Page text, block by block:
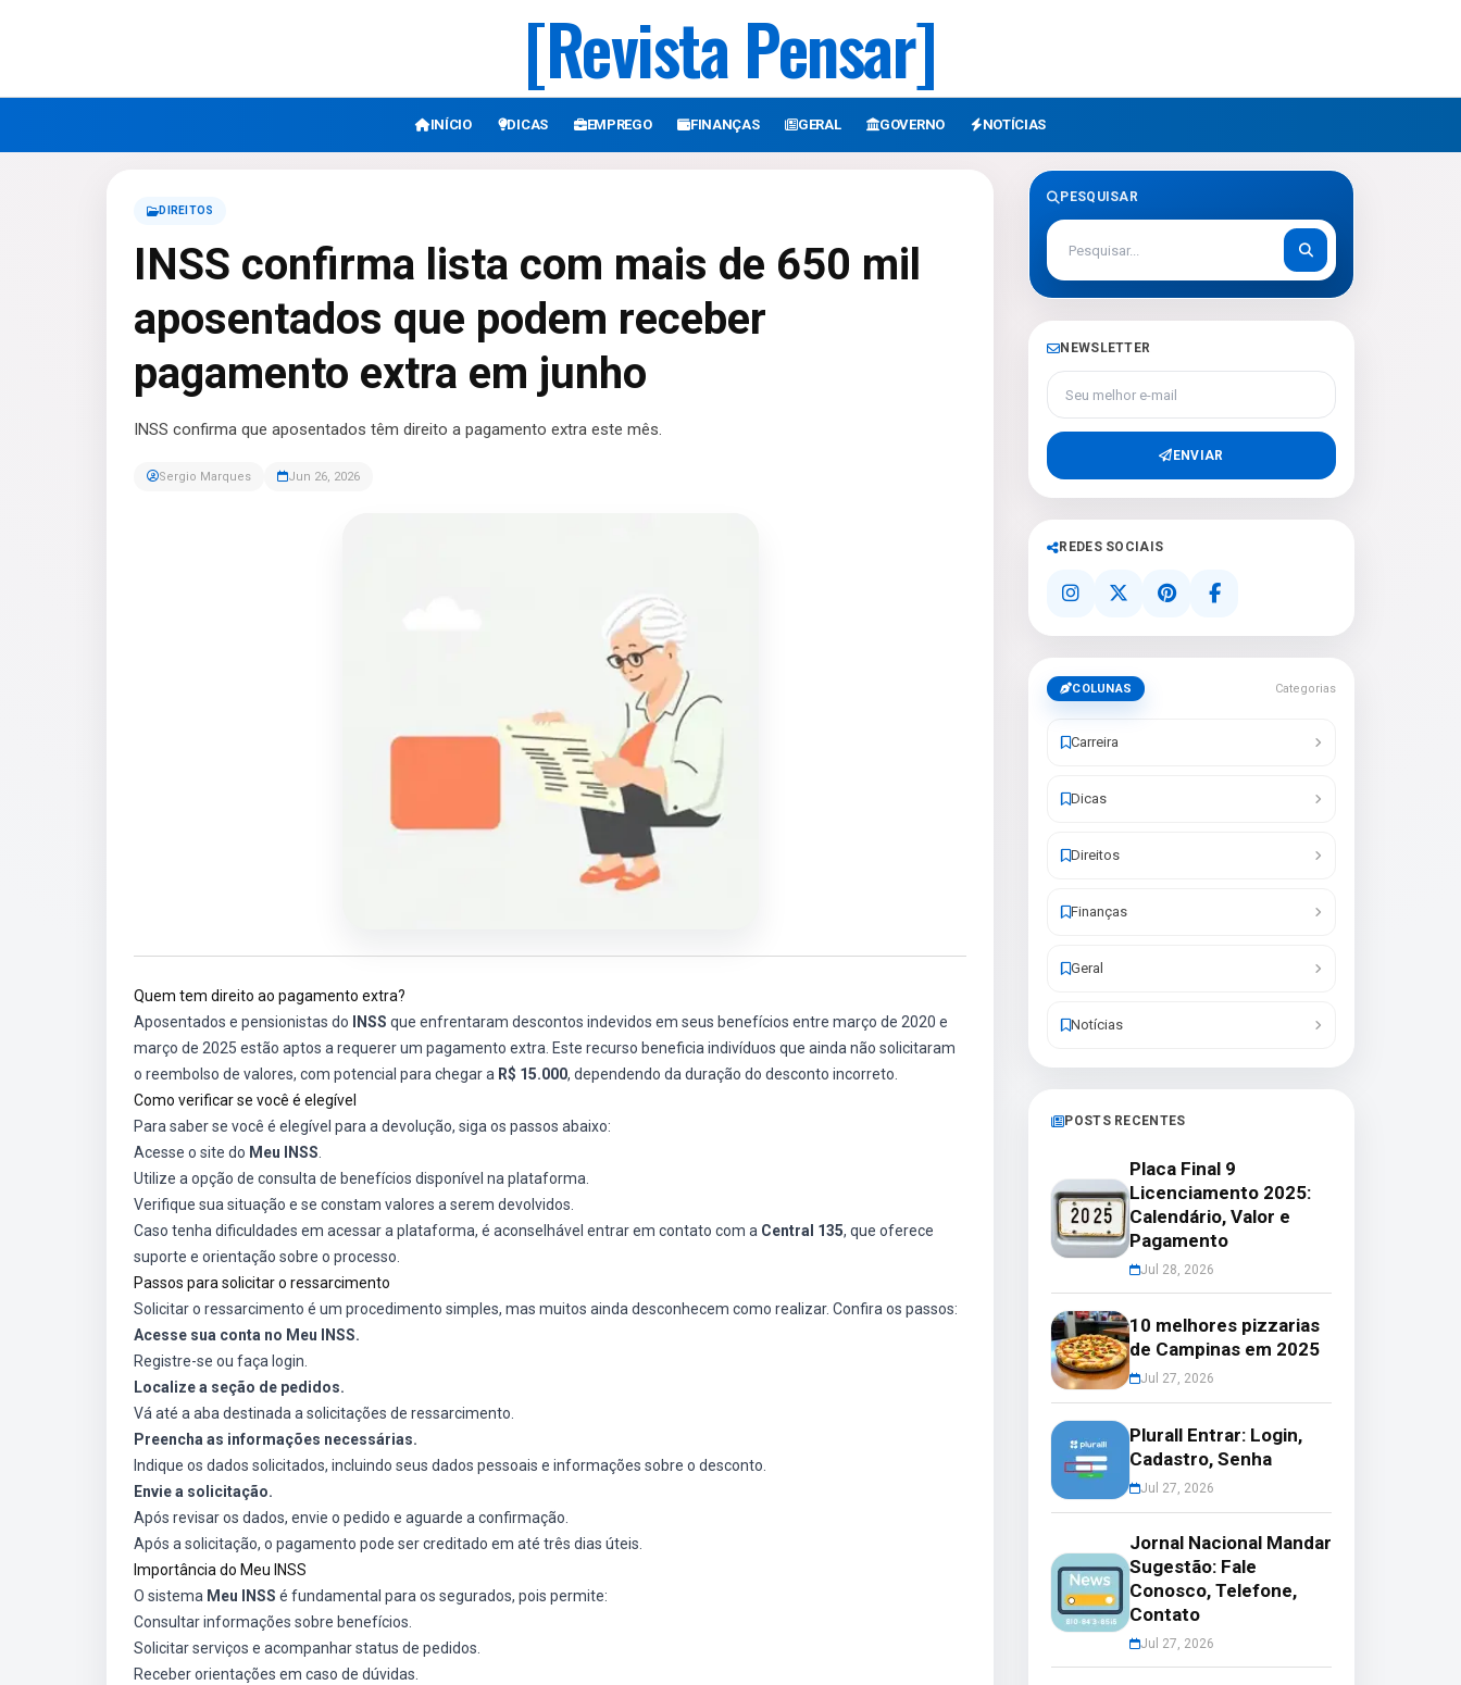
[Revista Pensar]
INÍCIO DICAS EMPREGO FINANÇAS GERAL GOVERNO NOTÍCIAS
DIREITOS
INSS confirma lista com mais de 650 mil
aposentados que podem receber
pagamento extra em junho
INSS confirma que aposentados têm direito a pagamento extra este mês.
Sergio Marques Jun 26, 2026
Quem tem direito ao pagamento extra?
Aposentados e pensionistas do
INSS que enfrentaram descontos indevidos em seus benefícios entre março de 2020 e
março de 2025 estão aptos a requerer um pagamento extra. Este recurso beneficia indivíduos que ainda não solicitaram
o reembolso de valores, com potencial para chegar a R$ 15.000, dependendo da duração do desconto incorreto.
Como verificar se você é elegível
Para saber se você é elegível para a devolução, siga os passos abaixo:
Acesse o site do Meu INSS
Utilize a opção de consulta de benefícios disponível na plataforma.
Verifique sua situação e se constam valores a serem devolvidos.
Caso tenha dificuldades em acessar a plataforma, é aconselhável entrar em contato com a Central 135, que oferece
suporte e orientação sobre o processo.
Passos para solicitar o ressarcimento
Solicitar o ressarcimento é um procedimento simples, mas muitos ainda desconhecem como realizar. Confira os passos:
Acesse sua conta no Meu INSS.
Registre-se ou faça login.
Localize a seção de pedidos.
Vá até a aba destinada a solicitações de ressarcimento.
Preencha as informações necessárias.
Indique os dados solicitados, incluindo seus dados pessoais e informações sobre o desconto.
Envie a solicitação.
Após revisar os dados, envie o pedido e aguarde a confirmação.
Após a solicitação, o pagamento pode ser creditado em até três dias úteis.
Importância do Meu INSS
O sistema Meu INSS é fundamental para os segurados, pois permite:
Consultar informações sobre benefícios.
Solicitar serviços e acompanhar status de pedidos.
Receber orientações em caso de dúvidas.
PESQUISAR
NEWSLETTER
Seu melhor e-mail
ENVIAR
REDES SOCIAIS
COLUNAS Categorias
Carreira
Dicas
Direitos
Finanças
Geral
Notícias
POSTS RECENTES
Placa Final 9
Licenciamento 2025:
Calendário, Valor e
Pagamento
Jul 28, 2026
10 melhores pizzarias
de Campinas em 2025
Jul 27, 2026
Plurall Entrar: Login,
Cadastro, Senha
Jul 27, 2026
Jornal Nacional Mandar
Sugestão: Fale
Conosco, Telefone,
Contato
Jul 27, 2026